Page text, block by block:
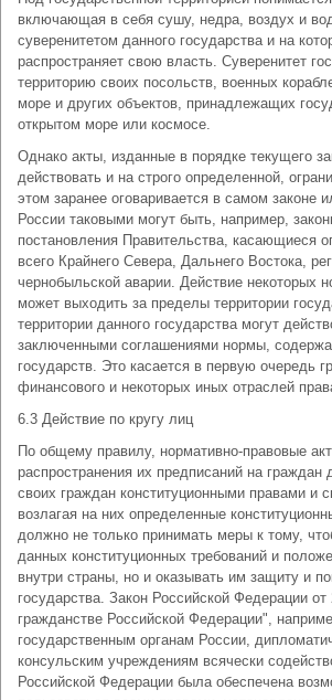
включающая в себя сушу, недра, воздух и
суверенитетом данного государства и на
распространяет свою власть. Суверенитет
территорию своих посольств, военных
море и других объектов, принадлежащих
открытом море или космосе.
Однако акты, изданные в порядке текущего
действовать и на строго определенной,
этом заранее оговаривается в самом законе
России таковыми могут быть, например,
постановления Правительства, касающиеся
всего Крайнего Севера, Дальнего Востока,
чернобыльской аварии. Действие некоторых
может выходить за пределы территории
территории данного государства могут
заключенными соглашениями нормы,
государств. Это касается в первую очередь
финансового и некоторых иных отраслей
6.3 Действие по кругу лиц
По общему правилу, нормативно-правовые
распространения их предписаний на граждан
своих граждан конституционными правами и
возлагая на них определенные
должно не только принимать меры к тому,
данных конституционных требований и
внутри страны, но и оказывать им защиту и
государства. Закон Российской Федерации
гражданстве Российской Федерации",
государственным органам России,
консульским учреждениям всячески
Российской Федерации была обеспечена